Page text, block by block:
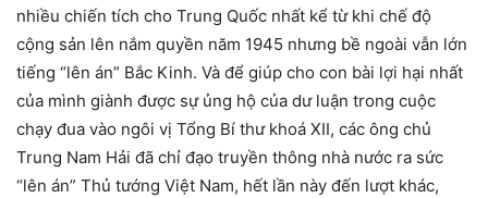
nhiều chiến tích cho Trung Quốc nhất kể từ khi chế độ
cộng sản lên nắm quyền năm 1945 nhưng bề ngoài vẫn lớn
tiếng “lên án” Bắc Kinh. Và để giúp cho con bài lợi hại nhất
của mình giành được sự ủng hộ của dư luận trong cuộc
chạy đua vào ngôi vị Tổng Bí thư khoá XII, các ông chủ
Trung Nam Hải đã chỉ đạo truyền thông nhà nước ra sức
“lên án” Thủ tướng Việt Nam, hết lần này đến lượt khác,